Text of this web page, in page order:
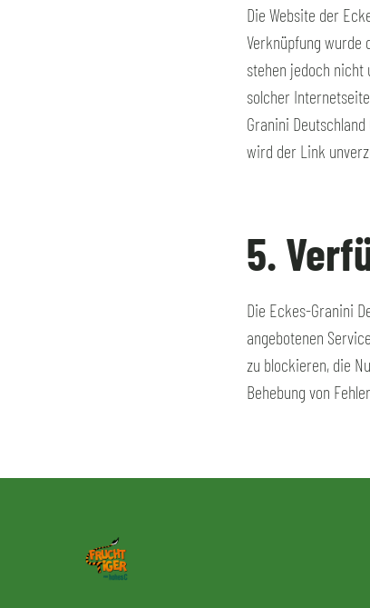
Die Website der
Verknüpfung wurde
stehen jedoch nicht
solcher
Granini
wird der Link
5.
Die Eckes-Granini
angebotenen
zu blockieren, die
Behebung von